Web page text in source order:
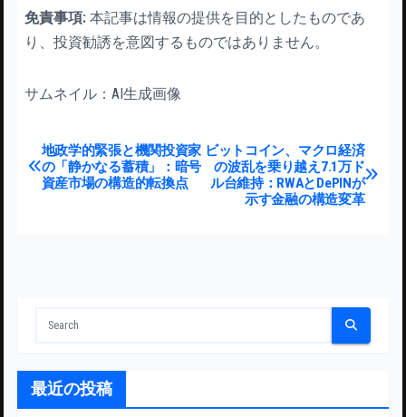
免責事項: 本記事は情報の提供を目的としたものであ
り、投資勧誘を意図するものではありません。
サムネイル：AI生成画像
投稿ナビゲーション
ビットコイン、マクロ経済
の波乱を乗り越え7.1万ド
ル台維持：RWAとDePINが
示す金融の構造変革
地政学的緊張と機関投資家
の「静かなる蓄積」：暗号
資産市場の構造的転換点
最近の投稿